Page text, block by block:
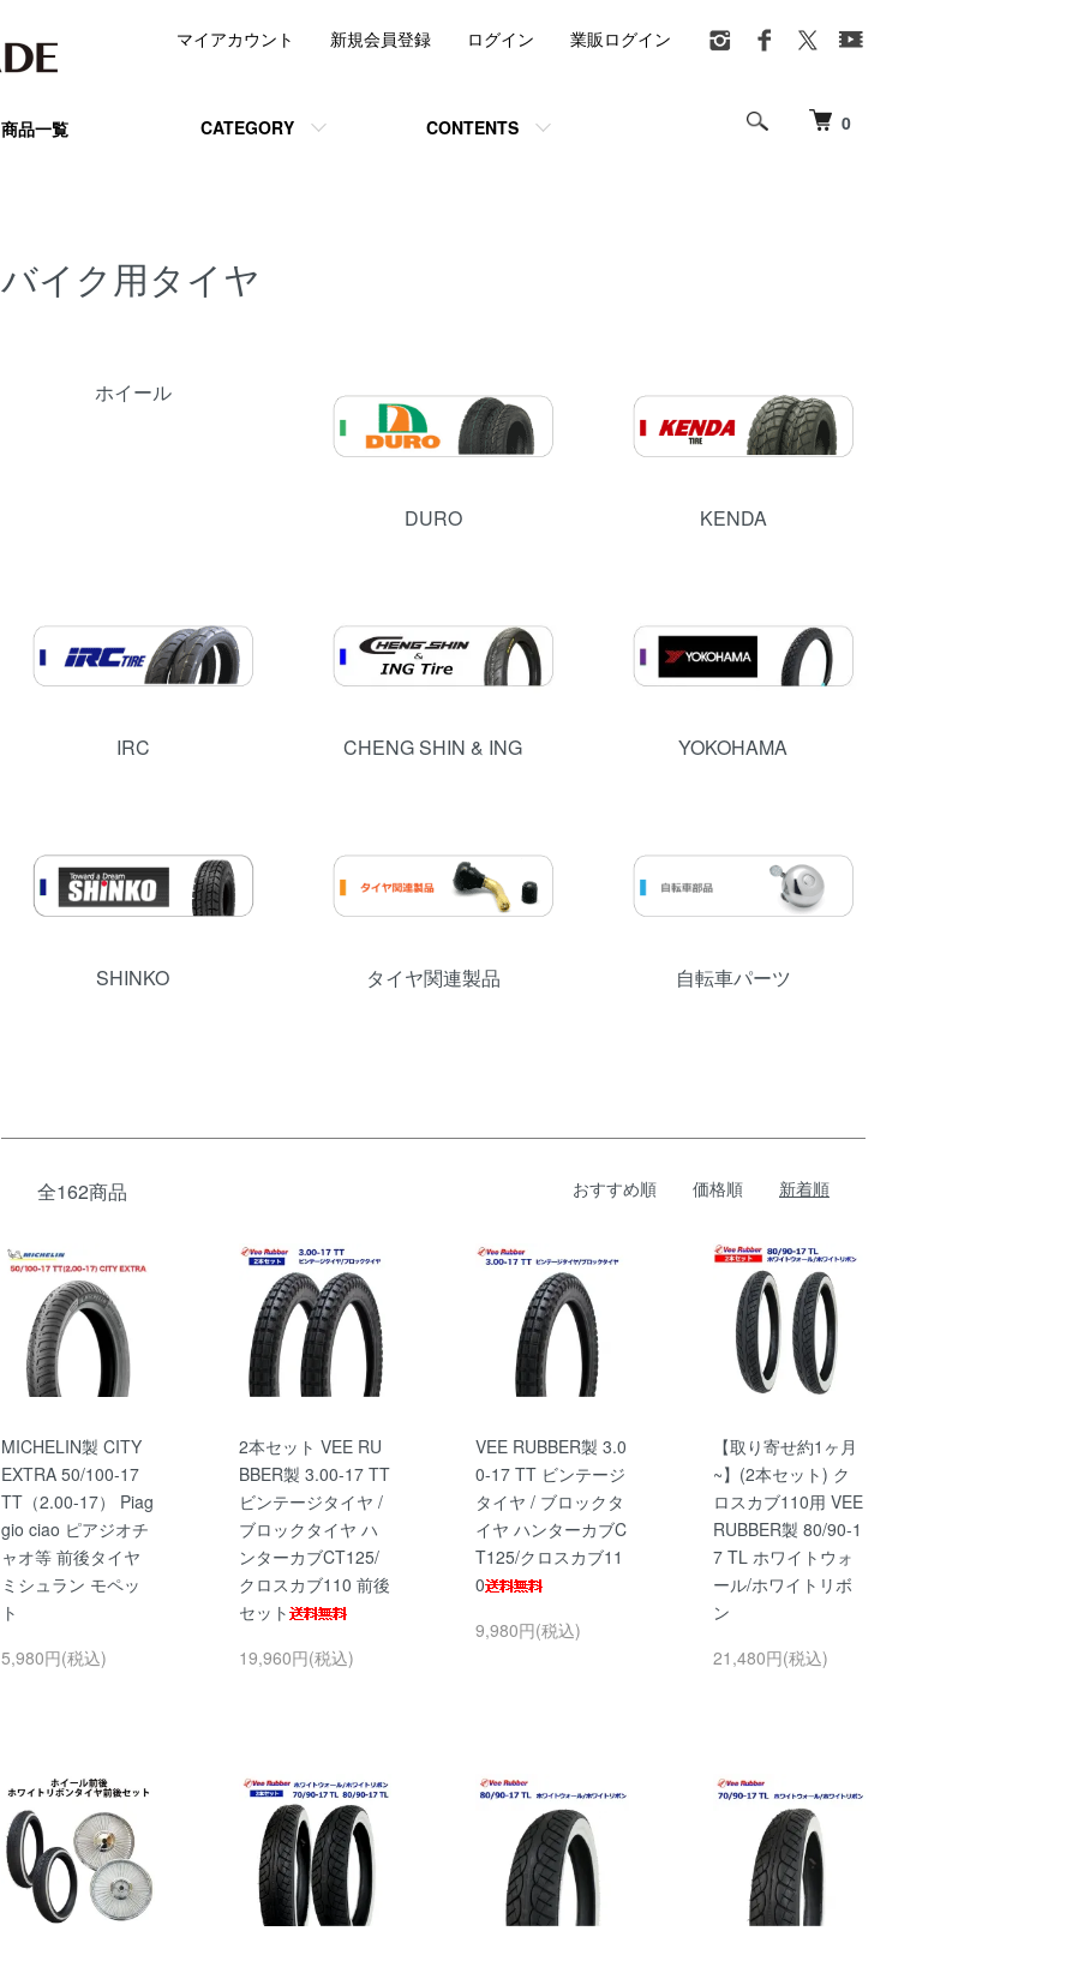
0
商品一覧 CATEGORY CONTENTS
マイアカウント 新規会員登録 ログイン 業販ログイン
バイク用タイヤ
ホイール
DURO KENDA
IRC CHENG SHIN & ING YOKOHAMA
SHINKO タイヤ関連製品 自転車パーツ
全162商品 おすすめ順 価格順 新着順
MICHELIN製 CITY
EXTRA 50/100-17
TT（2.00-17） Piag
gio ciao ピアジオチ
ャオ等 前後タイヤ
ミシュラン モペッ
ト
5,980円(税込)
2本セット VEE RU
BBER製 3.00-17 TT
ビンテージタイヤ /
ブロックタイヤ ハ
ンターカブCT125/
クロスカブ110 前後
セット
19,960円(税込)
VEE RUBBER製 3.0
0-17 TT ビンテージ
タイヤ / ブロックタ
イヤ ハンターカブC
T125/クロスカブ11
0
9,980円(税込)
【取り寄せ約1ヶ月
~】(2本セット) ク
ロスカブ110用 VEE
RUBBER製 80/90-1
7 TL ホワイトウォ
ール/ホワイトリボ
ン
21,480円(税込)